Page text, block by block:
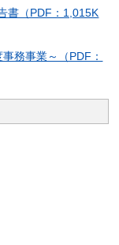
書（PDF：1,015K
務事業～（PDF：